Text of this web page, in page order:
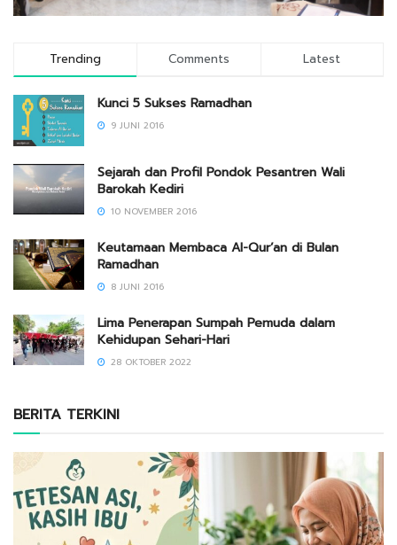
Trending Comments Latest
Kunci 5 Sukses Ramadhan
9 JUNI 2016
Sejarah dan Profil Pondok Pesantren Wali
Barokah Kediri
10 NOVEMBER 2016
Keutamaan Membaca Al-Qur’an di Bulan
Ramadhan
8 JUNI 2016
Lima Penerapan Sumpah Pemuda dalam
Kehidupan Sehari-Hari
28 OKTOBER 2022
BERITA TERKINI